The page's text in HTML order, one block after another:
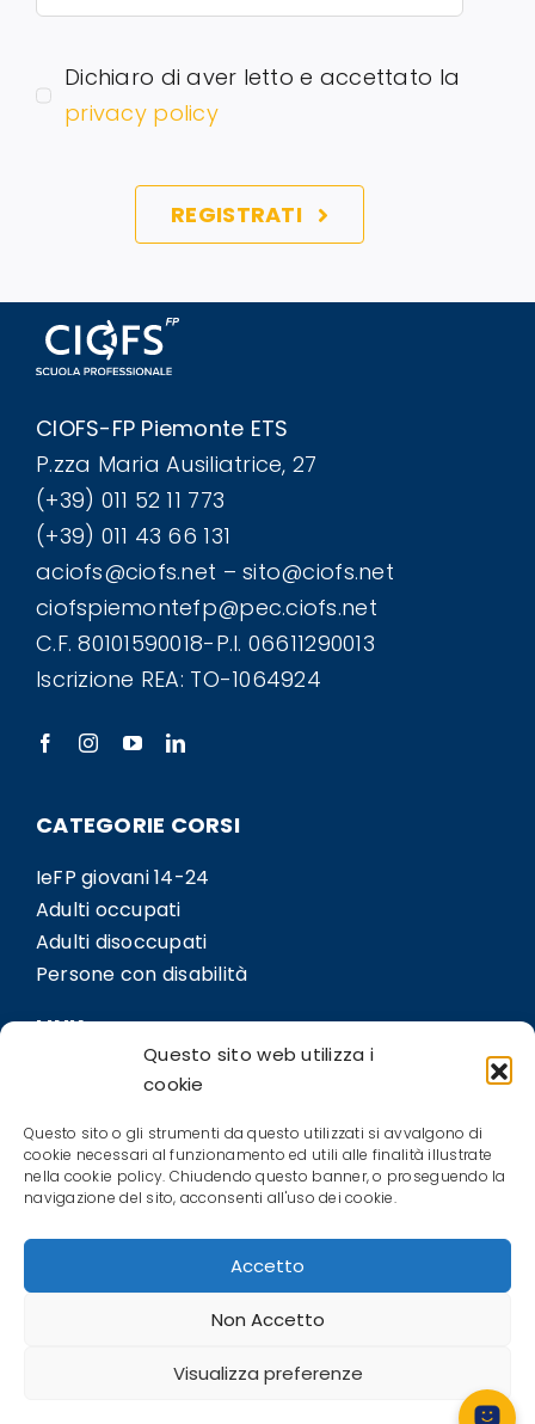
Questo sito web utilizza i
cookie
Questo sito o gli strumenti da questo utilizzati si avvalgono di
cookie necessari al funzionamento ed utili alle finalità illustrate
nella cookie policy. Chiudendo questo banner, o proseguendo la
navigazione del sito, acconsenti all'uso dei cookie.
Accetto
Non Accetto
Visualizza preferenze
Dichiaro di aver letto e accettato la
privacy policy
REGISTRATI
CIOFS-FP Piemonte ETS
P.zza Maria Ausiliatrice, 27
(+39) 011 52 11 773
(+39) 011 43 66 131
aciofs@ciofs.net – sito@ciofs.net
ciofspiemontefp@pec.ciofs.net
C.F. 80101590018-P.I. 06611290013
Iscrizione REA: TO-1064924
CATEGORIE CORSI
IeFP giovani 14-24
Adulti occupati
Adulti disoccupati
Persone con disabilità
LINK
Contatti
POLICIES
Terms and conditions